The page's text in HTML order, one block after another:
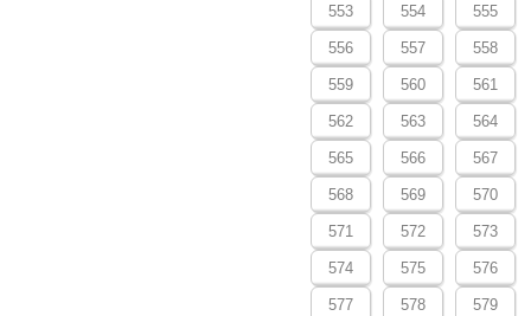
553 554 555
556 557 558
559 560 561
562 563 564
565 566 567
568 569 570
571 572 573
574 575 576
577 578 579